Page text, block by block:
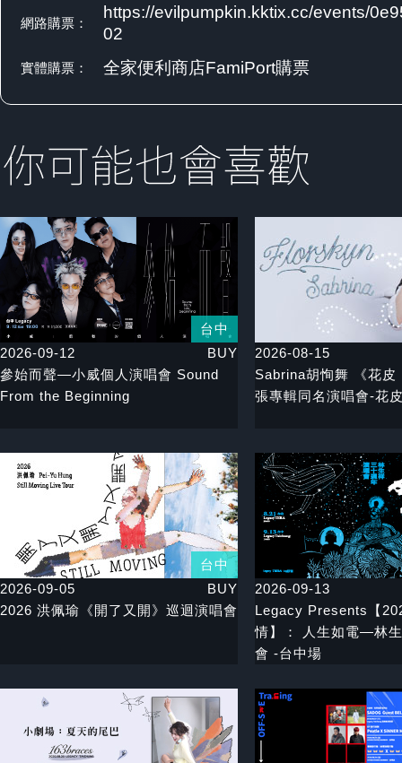
網路購票：
https://evilpumpkin.kktix.cc/events/
02
實體購票： 全家便利商店FamiPort購票
台中
2026-09-12
BUY
參始而聲—小威個人演唱會 Sound
From the Beginning
2026-08-15
Sabrina胡恂舞 《花
張專輯同名演唱會-花
台中
2026-09-05
BUY
2026 洪佩瑜《開了又開》巡迴演唱會
2026-09-13
Legacy Presents【
情】： 人生如電—林
會 -台中場